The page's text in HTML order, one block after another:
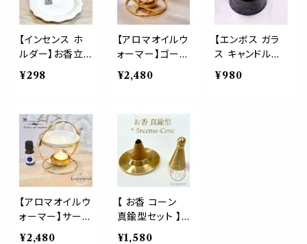
想 インテリア
化
清め 瞑想 ホワ
イトセージ パロ
サント パワース
トーン インテリ
灰皿
【インセンス ホ
ルダー】お香立
て 線香 線香立
て お香 日本製
ランス リラック
ス アロマ 癒し
安らぎ 石膏 シ
ンプル おしゃれ
¥298
【アロマオイルウ
ォーマー】ゴール
ド ポット ディフ
ューザー お香
クス 香炉 セラ
ピー エッセンシ
ャルオイル 高級
おしゃれ 可愛い
¥2,480
【エンボス ガラ
ス キャンドル瓶】
パープル 紫 クリ
ア 瓶 小物入れ
¥980
【アロマオイルウ
ォーマー】サーク
ル ゴールド ポッ
¥2,480
【 お香 コーン
真鍮型セット 】
パウダー そのま
¥1,580